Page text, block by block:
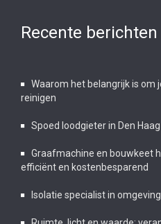
Recente berichten
Waarom het belangrijk is om
reinigen
Spoed loodgieter in Den
Graafmachine en bouwkeet
efficiënt en kostenbesparend
Isolatie specialist in